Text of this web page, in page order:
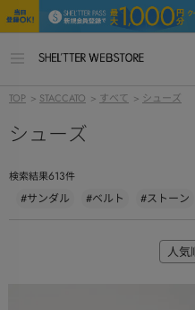
ー
開
く
TOP > STACCATO > すべて > シューズ
シューズ
検索結果613件
#サンダル #ベルト #ストーン